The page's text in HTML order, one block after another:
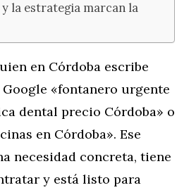
la estrategia marcan la
en Córdoba escribe
«fontanero urgente
dental precio Córdoba» o
en Córdoba». Ese
necesidad concreta, tiene
y está listo para